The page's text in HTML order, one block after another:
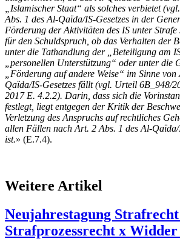
„Islamischer Staat“ als solches verbietet
Abs. 1 des Al-Qaïda/IS-Gesetzes in der
Förderung der Aktivitäten des IS unter
für den Schuldspruch, ob das Verhalten der
unter die Tathandlung der „Beteiligung am
„personellen Unterstützung“ oder unter die
„Förderung auf andere Weise“ im Sinne
Qaïda/IS-Gesetzes fällt (vgl. Urteil 6B_948/
2017 E. 4.2.2). Darin, dass sich die
festlegt, liegt entgegen der Kritik der
Verletzung des Anspruchs auf rechtliches
allen Fällen nach Art. 2 Abs. 1 des Al-Qaïda/
ist.» (E.7.4).
Weitere Artikel
Neujahrestagung
Strafprozessrecht x